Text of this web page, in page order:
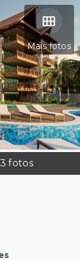
Mais fotos
fotos